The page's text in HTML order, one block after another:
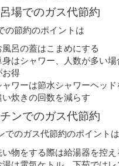
場でのガス代節約
の節約のポイントは
風呂の蓋はこまめにする
身はシャワー、人数が多い
お得
ャワーは節水シャワーヘッド
い炊きの回数を減らす
ンでのガス代節約
でのガス代節約のポイントは
い物をする際は給湯器を控え